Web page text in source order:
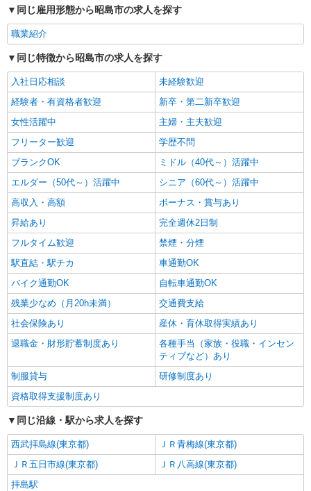
昭島駅◎負担少なめの障がい者支援員★社会
活動の見守りなど
通費全支給(ガソリン代含む)＞
昭島市 最寄り駅：昭島
キープ 詳細を見る
職業紹介
株式会社kotrio /●SW-S-2087530
NEW
昭島駅＊寄り添う時間を大切に＊住宅型有料
老人ホームSTAFF
【正社員】月給240,000〜400,000円 ・基本
給：200,000円〜220,000円 ・資格手当：10,000〜
30,000円 ・役職手当：10,000〜70,000円 ・処遇改
善手当：20,000〜60,000円（勤続年数、保有資格
により変動） ・固定残業手当：20,000円（10時
間） ※固定残業時間を超過する場合には超過勤務
手当として別途支給 ・夜勤手当：10,000円/1回
（上記給与とは別に支給） 下記資格をお持ちの方
歓迎 ・認知症介護基礎研修 ・初任者研修 ・実務
者研修 ・介護福祉士 など
昭島市＊昭島駅スグ
キープ 詳細を見る
同じ雇用形態から昭島市の求人を探す
職業紹介
同じ特徴から昭島市の求人を探す
入社日応相談
未経験歓迎
経験者・有資格者歓迎
新卒・第二新卒歓迎
女性活躍中
主婦・主夫歓迎
フリーター歓迎
学歴不問
ブランクOK
ミドル（40代～）活躍中
エルダー（50代～）活躍中
シニア（60代～）活躍中
高収入・高額
ボーナス・賞与あり
昇給あり
完全週休2日制
フルタイム歓迎
禁煙・分煙
駅直結・駅チカ
車通勤OK
バイク通勤OK
自転車通勤OK
残業少なめ（月20h未満）
交通費支給
社会保険あり
産休・育休取得実績あり
退職金・財形貯蓄制度あり
各種手当（家族・役職・インセン
ティブなど）あり
制服貸与
研修制度あり
資格取得支援制度あり
同じ沿線・駅から求人を探す
西武拝島線(東京都)
ＪＲ青梅線(東京都)
ＪＲ五日市線(東京都)
ＪＲ八高線(東京都)
拝島駅